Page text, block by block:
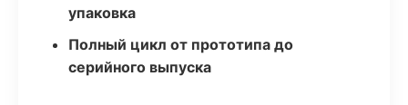
упаковка
Полный цикл от прототипа до
серийного выпуска